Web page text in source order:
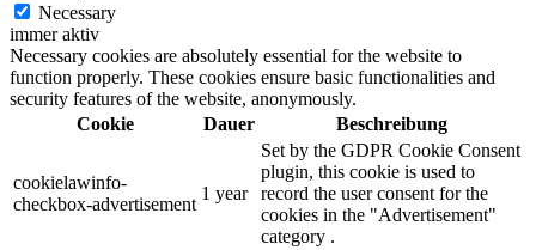
Necessary
immer aktiv
Necessary cookies are absolutely essential for the website to
function properly. These cookies ensure basic functionalities and
security features of the website, anonymously.
Cookie
Dauer Beschreibung
cookielawinfo-
checkbox-advertisement
1 year
Set by the GDPR Cookie Consent
plugin, this cookie is used to
record the user consent for the
cookies in the "Advertisement"
category .